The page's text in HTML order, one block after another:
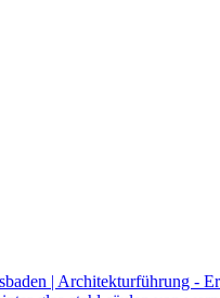
| Architekturführung -